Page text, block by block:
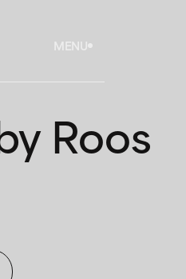
MENU
Roos